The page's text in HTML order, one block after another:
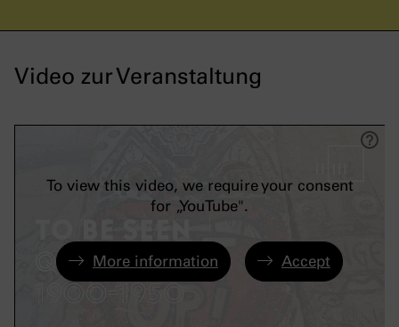
Video zur Veranstaltung
To view this video, we require your consent
for „YouTube".
More information Accept